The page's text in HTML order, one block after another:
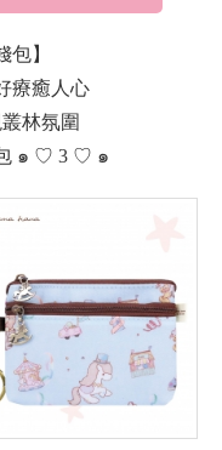
】
療癒人心
林氛圍
๑ ♡ 3 ♡ ๑